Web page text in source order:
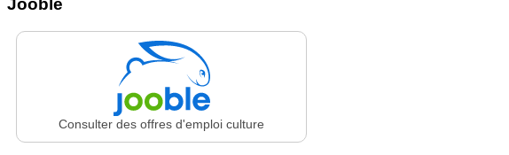
Jooble
Consulter des offres d'emploi culture